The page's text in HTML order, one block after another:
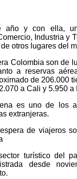
año y con ella,
Industria y
otros lugares del
Colombia son de
a reservas
de 206.000
a Cali y 5.950 a
es uno de los
extranjeras.
de viajeros
turístico del
desde